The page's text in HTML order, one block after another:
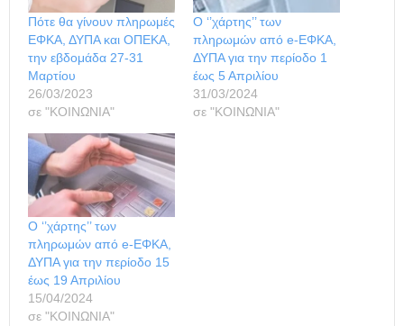
Πότε θα γίνουν πληρωμές
ΕΦΚΑ, ΔΥΠΑ και ΟΠΕΚΑ,
την εβδομάδα 27-31
Μαρτίου
26/03/2023
σε "ΚΟΙΝΩΝΙΑ"
Ο ‘’χάρτης’’ των
πληρωμών από e-ΕΦΚΑ,
ΔΥΠΑ για την περίοδο 1
έως 5 Απριλίου
31/03/2024
σε "ΚΟΙΝΩΝΙΑ"
Ο ‘’χάρτης’’ των
πληρωμών από e-ΕΦΚΑ,
ΔΥΠΑ για την περίοδο 15
έως 19 Απριλίου
15/04/2024
σε "ΚΟΙΝΩΝΙΑ"